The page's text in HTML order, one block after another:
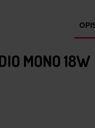
MONO 18W